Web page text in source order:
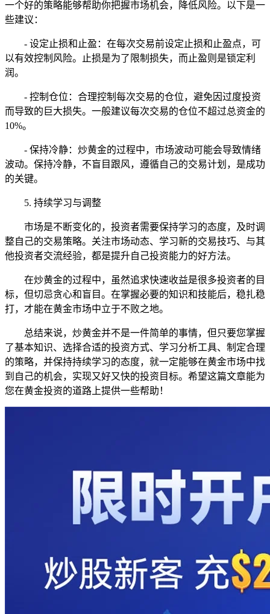
一个好的策略能够帮助你把握市场机会，降低风险。以下是一
些建议：
- 设定止损和止盈：在每次交易前设定止损和止盈点，可
以有效控制风险。止损是为了限制损失，而止盈则是锁定利
润。
- 控制仓位：合理控制每次交易的仓位，避免因过度投资
而导致的巨大损失。一般建议每次交易的仓位不超过总资金的
10%。
- 保持冷静：炒黄金的过程中，市场波动可能会导致情绪
波动。保持冷静，不盲目跟风，遵循自己的交易计划，是成功
的关键。
5. 持续学习与调整
市场是不断变化的，投资者需要保持学习的态度，及时调
整自己的交易策略。关注市场动态、学习新的交易技巧、与其
他投资者交流经验，都是提升自己投资能力的好方法。
在炒黄金的过程中，虽然追求快速收益是很多投资者的目
标，但切忌贪心和盲目。在掌握必要的知识和技能后，稳扎稳
打，才能在黄金市场中立于不败之地。
总结来说，炒黄金并不是一件简单的事情，但只要您掌握
了基本知识、选择合适的投资方式、学习分析工具、制定合理
的策略，并保持持续学习的态度，就一定能够在黄金市场中找
到自己的机会，实现又好又快的投资目标。希望这篇文章能为
您在黄金投资的道路上提供一些帮助！